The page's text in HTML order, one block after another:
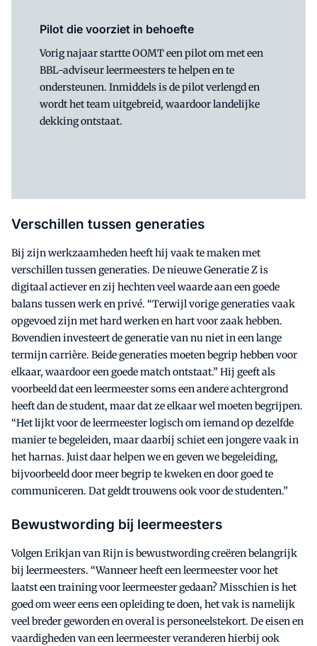
Pilot die voorziet in behoefte
Vorig najaar startte OOMT een pilot om met een
BBL-adviseur leermeesters te helpen en te
ondersteunen. Inmiddels is de pilot verlengd en
wordt het team uitgebreid, waardoor landelijke
dekking ontstaat.
Verschillen tussen generaties
Bij zijn werkzaamheden heeft hij vaak te maken met
verschillen tussen generaties. De nieuwe Generatie Z is
digitaal actiever en zij hechten veel waarde aan een goede
balans tussen werk en privé. “Terwijl vorige generaties vaak
opgevoed zijn met hard werken en hart voor zaak hebben.
Bovendien investeert de generatie van nu niet in een lange
termijn carrière. Beide generaties moeten begrip hebben voor
elkaar, waardoor een goede match ontstaat.” Hij geeft als
voorbeeld dat een leermeester soms een andere achtergrond
heeft dan de student, maar dat ze elkaar wel moeten begrijpen.
“Het lijkt voor de leermeester logisch om iemand op dezelfde
manier te begeleiden, maar daarbij schiet een jongere vaak in
het harnas. Juist daar helpen we en geven we begeleiding,
bijvoorbeeld door meer begrip te kweken en door goed te
communiceren. Dat geldt trouwens ook voor de studenten.”
Bewustwording bij leermeesters
Volgen Erikjan van Rijn is bewustwording creëren belangrijk
bij leermeesters. “Wanneer heeft een leermeester voor het
laatst een training voor leermeester gedaan? Misschien is het
goed om weer eens een opleiding te doen, het vak is namelijk
veel breder geworden en overal is personeelstekort. De eisen en
vaardigheden van een leermeester veranderen hierbij ook